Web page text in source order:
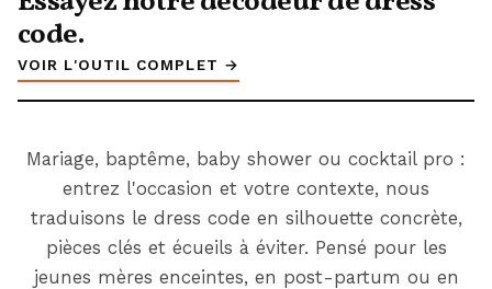
code.
VOIR L'OUTIL COMPLET →
Mariage, baptême, baby shower ou cocktail pro :
entrez l'occasion et votre contexte, nous
traduisons le dress code en silhouette concrète,
pièces clés et écueils à éviter. Pensé pour les
jeunes mères enceintes, en post-partum ou en